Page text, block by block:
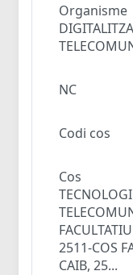
Organisme
NC
Codi cos
Cos
2511-COS
CAIB, 25...